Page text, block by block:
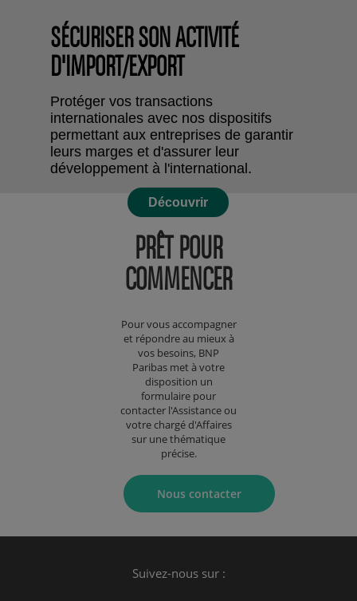
SÉCURISER SON ACTIVITÉ
D'IMPORT/EXPORT
Protéger vos transactions
internationales avec nos dispositifs
permettant aux entreprises de garantir
leurs marges et d'assurer leur
développement à l'international.
Découvrir
PRÊT POUR
COMMENCER
Pour vous accompagner
et répondre au mieux à
vos besoins, BNP
Paribas met à votre
disposition un
formulaire pour
contacter l'Assistance ou
votre chargé d'Affaires
sur une thématique
précise.
Nous contacter
Suivez-nous sur :